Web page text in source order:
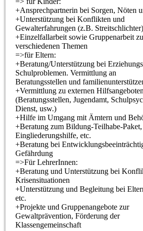
+Ansprechpartnerin bei Sorgen, Nöten
+Unterstützung bei Konflikten und
Gewalterfahrungen (z.B. Streitschlichter)
+Einzelfallarbeit sowie Gruppenarbeit zu
verschiedenen Themen
=>für Eltern:
+Beratung/Unterstützung bei
Schulproblemen. Vermittlung an
Beratungsstellen und
+Vermittlung zu externen Hilfsangeboten
(Beratungsstellen, Jugendamt,
Dienst, usw.)
+Hilfe im Umgang mit Ämtern und
+Beratung zum Bildung-Teilhabe-Paket,
Eingliederungshilfe, etc.
+Beratung bei
Gefährdung
=>Für LehrerInnen:
+Beratung und Unterstützung bei
Krisensituationen
+Unterstützung und Begleitung bei
etc.
+Projekte und Gruppenangebote zur
Gewaltprävention, Förderung der
Klassengemeinschaft